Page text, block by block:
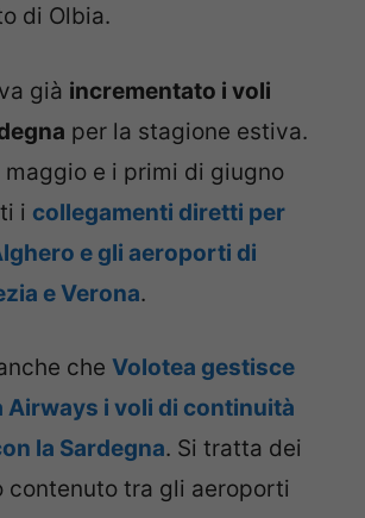
di Olbia.
già incrementato i voli
per la stagione estiva.
maggio e i primi di giugno
i collegamenti diretti per
e gli aeroporti di
e Verona.
che Volotea gestisce
Airways i voli di continuità
la Sardegna. Si tratta dei
contenuto tra gli aeroporti